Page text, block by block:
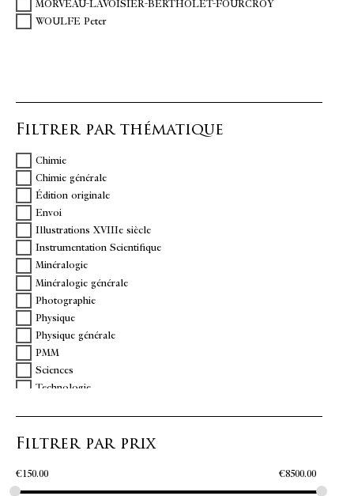
MORVEAU-LAVOISIER-BERTHOLET-FOURCROY
WOULFE Peter
Filtrer par thématique
Chimie
Chimie générale
Édition originale
Envoi
Illustrations XVIIIe siècle
Instrumentation Scientifique
Minéralogie
Minéralogie générale
Photographie
Physique
Physique générale
PMM
Sciences
Technologie
Filtrer par prix
€150.00 €8500.00